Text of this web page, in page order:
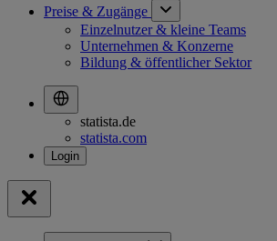
Preise & Zugänge
Einzelnutzer & kleine Teams
Unternehmen & Konzerne
Bildung & öffentlicher Sektor
statista.de
statista.com